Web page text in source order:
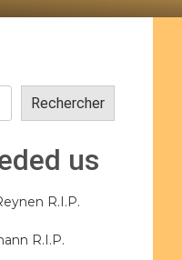
Rechercher
us
R.I.P.
R.I.P.